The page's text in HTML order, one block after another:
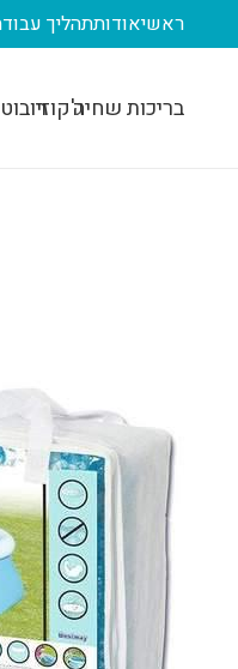
ראשיאודותתהליך
בריכות שחיהג'קוזי